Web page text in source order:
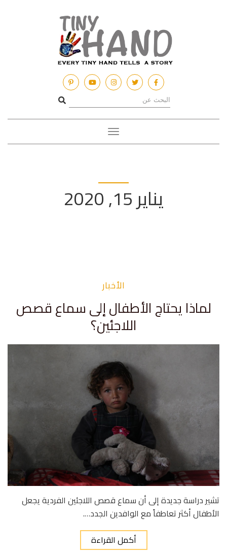
Toggle
navigation
يناير 15, 2020
الأخبار
لماذا يحتاج الأطفال إلى سماع قصص
اللاجئين؟
تشير دراسة جديدة إلى أن سماع قصص اللاجئين الفردية يجعل
الأطفال أكثر تعاطفاً مع الوافدين الجدد….
أكمل القراءة